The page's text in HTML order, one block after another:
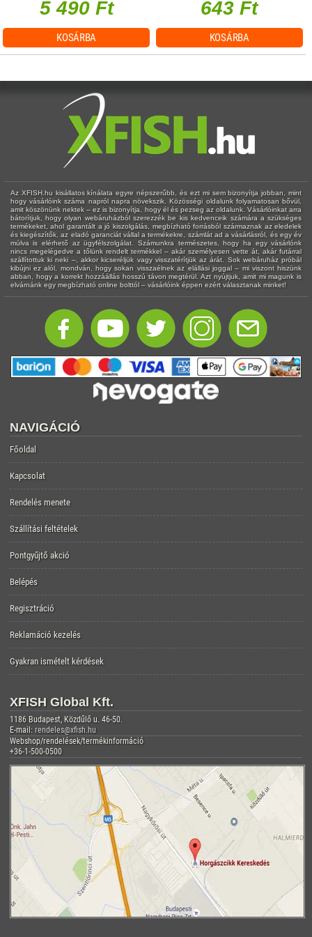
5 490 Ft
KOSÁRBA
643 Ft
KOSÁRBA
Az XFISH.hu kisállatos kínálata egyre népszerűbb, és ezt mi sem bizonyítja jobban, mint
hogy vásárlóink száma napról napra növekszik. Közösségi oldalunk folyamatosan bővül,
amit köszönünk nektek – ez is bizonyítja, hogy él és pezseg az oldalunk. Vásárlóinkat arra
bátorítjuk, hogy olyan webáruházból szerezzék be kis kedvenceik számára a szükséges
termékeket, ahol garantált a jó kiszolgálás, megbízható forrásból származnak az eledelek
és kiegészítők, az eladó garanciát vállal a termékekre, számlát ad a vásárlásról, és egy év
múlva is elérhető az ügyfélszolgálat. Számunkra természetes, hogy ha egy vásárlónk
nincs megelégedve a tőlünk rendelt termékkel – akár személyesen vette át, akár futárral
szállítottuk ki neki –, akkor kicseréljük vagy visszatérítjük az árát. Sok webáruház próbál
kibújni ez alól, mondván, hogy sokan visszaélnek az elállási joggal – mi viszont hiszünk
abban, hogy a korrekt hozzáállás hosszú távon megtérül. Azt nyújtjuk, amit mi magunk is
elvárnánk egy megbízható online bolttól – vásárlóink éppen ezért választanak minket!
NAVIGÁCIÓ
Főoldal
Kapcsolat
Rendelés menete
Szállítási feltételek
Pontgyűjtő akció
Belépés
Regisztráció
Reklamáció kezelés
Gyakran ismételt kérdések
XFISH Global Kft.
1186 Budapest, Közdűlő u. 46-50.
E-mail: rendeles@xfish.hu
Webshop/rendelések/termékinformáció
+36-1-500-0500